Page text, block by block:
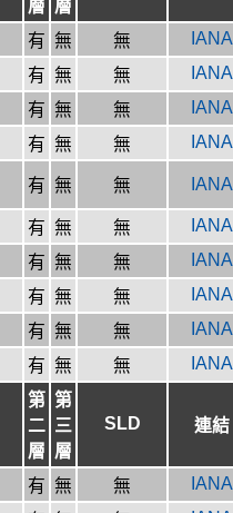
層 層
有 無 無 IANA
有 無 無 IANA
有 無 無 IANA
有 無 無 IANA
有 無 無 IANA
有 無 無 IANA
有 無 無 IANA
有 無 無 IANA
有 無 無 IANA
有 無 無 IANA
第
二
層
第
三
層
SLD 連結
有 無 無 IANA